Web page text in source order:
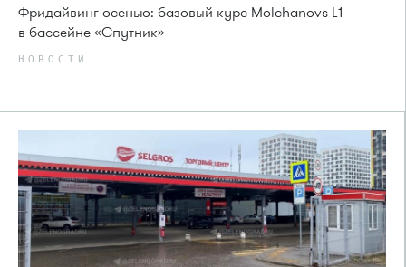
Фридайвинг осенью: базовый курс Molchanovs L1
в бассейне «Спутник»
НОВОСТИ